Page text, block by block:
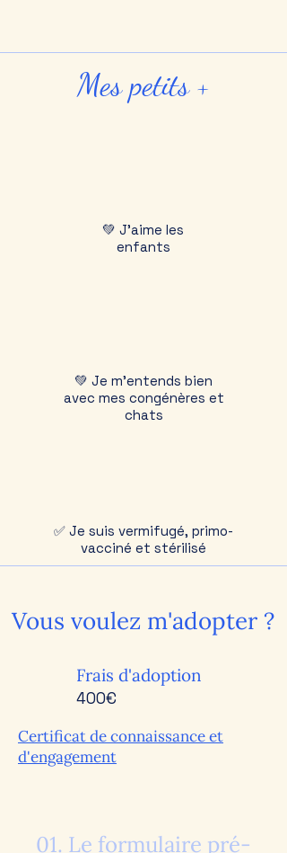
Mes petits +
💚 J'aime les
enfants
💚 Je m'entends bien
avec mes congénères et
chats
✅ Je suis vermifugé, primo-
vacciné et stérilisé
Vous voulez m'adopter ?
Frais d'adoption
400€
Certificat de connaissance et
d'engagement
01. Le formulaire pré-